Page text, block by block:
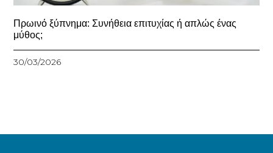
Πρωινό ξύπνημα: Συνήθεια επιτυχίας ή απλώς ένας
μύθος;
30/03/2026